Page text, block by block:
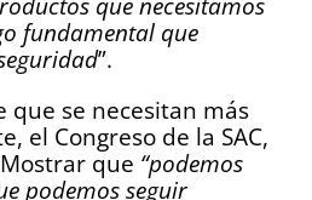
fundamental que
”.
que se necesitan más
el Congreso de la SAC,
que “podemos
podemos seguir